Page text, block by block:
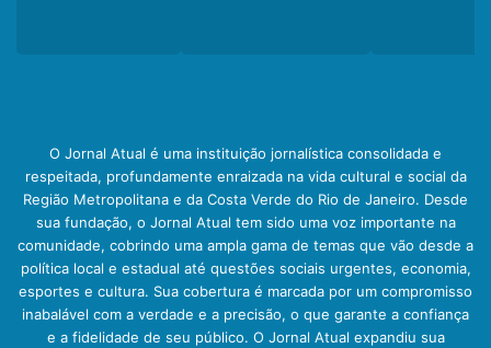
O Jornal Atual é uma instituição jornalística consolidada e
respeitada, profundamente enraizada na vida cultural e social da
Região Metropolitana e da Costa Verde do Rio de Janeiro. Desde
sua fundação, o Jornal Atual tem sido uma voz importante na
comunidade, cobrindo uma ampla gama de temas que vão desde a
política local e estadual até questões sociais urgentes, economia,
esportes e cultura. Sua cobertura é marcada por um compromisso
inabalável com a verdade e a precisão, o que garante a confiança
e a fidelidade de seu público. O Jornal Atual expandiu sua